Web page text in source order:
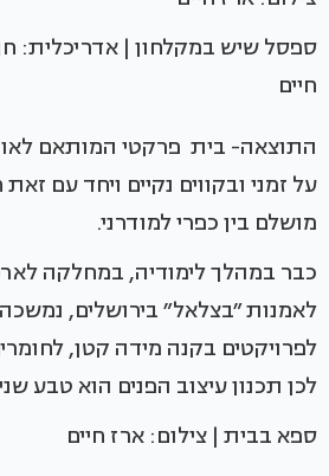
ספסל שיש במקלחון | אדריכלית:
חיים
התוצאה- בית פרקטי המותאם
על זמני ובקווים נקיים ויחד עם
מושלם בין כפרי למודרני.
כבר במהלך לימודיה, במחלקה
לאמנות ״בצלאל״ בירושלים,
לפרויקטים בקנה מידה קטן,
לכן תכנון עיצוב הפנים הוא טבע
ספא בבית | צילום: ארז חיים